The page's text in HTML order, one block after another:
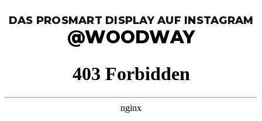
DAS PROSMART DISPLAY AUF INSTAGRAM
@WOODWAY